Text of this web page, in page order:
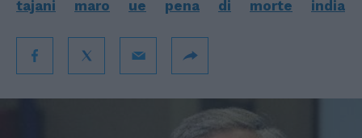
tajani maro ue pena di morte india